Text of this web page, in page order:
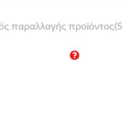
παραλλαγής